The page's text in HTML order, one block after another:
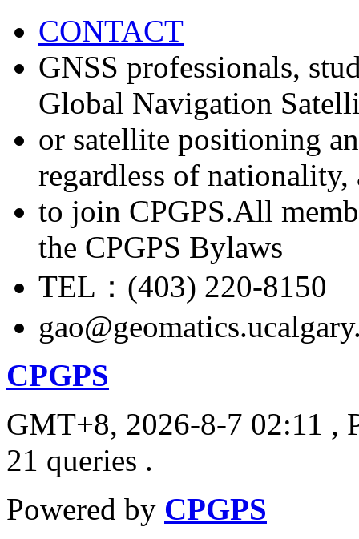
CONTACT
GNSS professionals,
Global Navigation
or satellite positioning
regardless of nationality,
to join CPGPS.All
the CPGPS Bylaws
TEL：(403) 220-8150
CPGPS
GMT+8, 2026-8-7 02:11 ,
21 queries .
Powered by CPGPS